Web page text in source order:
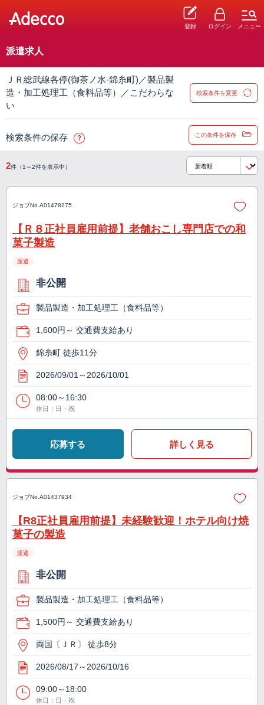
登録 ログイン メニュー
派遣求人
ＪＲ総武線各停(御茶ノ水-錦糸町)／製品製
造・加工処理工（食料品等）／こだわらな
い
検索条件を変更
検索条件の保存 この条件を保存
2件（1～2件を表示中）
ジョブNo. A01478275
【Ｒ８正社員雇用前提】老舗おこし専門店での和
菓子製造
派遣
非公開
製品製造・加工処理工（食料品等）
1,600円～ 交通費支給あり
錦糸町 徒歩11分
2026/09/01～2026/10/01
08:00～16:30
休日：日・祝
応募する 詳しく見る
ジョブNo. A01437934
【R8正社員雇用前提】未経験歓迎！ホテル向け焼
菓子の製造
派遣
非公開
製品製造・加工処理工（食料品等）
1,500円～ 交通費支給あり
両国〔ＪＲ〕 徒歩8分
2026/08/17～2026/10/16
09:00～18:00
休日：日・祝